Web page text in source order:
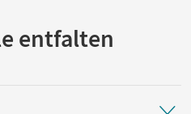
entfalten